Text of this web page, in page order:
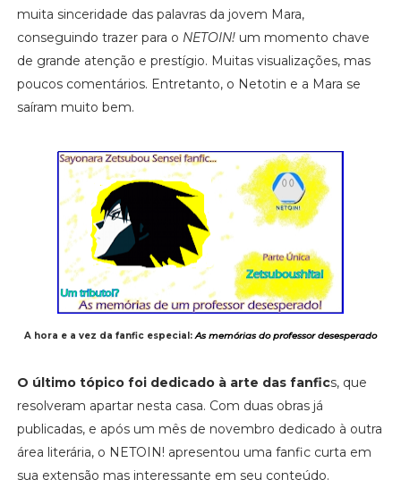
muita sinceridade das palavras da jovem Mara,
conseguindo trazer para o NETOIN!um momento chave
de grande atenção e prestígio. Muitas visualizações, mas
poucos comentários. Entretanto, o Netotin e a Mara se
saíram muito bem.
A hora e a vez da fanfic especial:As memórias do professor desesperado
O último tópico foi dedicado à arte das fanfics, que
resolveram apartar nesta casa. Com duas obras já
publicadas, e após um mês de novembro dedicado à outra
área literária, o NETOIN! apresentou uma fanfic curta em
sua extensão mas interessante em seu conteúdo.